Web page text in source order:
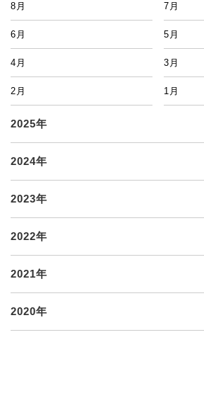
8月 7月
6月 5月
4月 3月
2月 1月
2025年
2024年
2023年
2022年
2021年
2020年